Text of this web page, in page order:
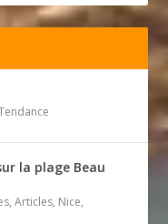
la plage Beau
,Articles, Nice,